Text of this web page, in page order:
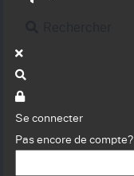
Se connecter
Pas encore de compte?